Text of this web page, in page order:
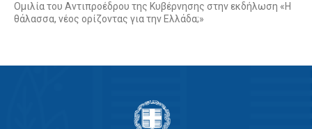
Ομιλία του Αντιπροέδρου της Κυβέρνησης στην εκδήλωση «Η
θάλασσα, νέος ορίζοντας για την Ελλάδα;»